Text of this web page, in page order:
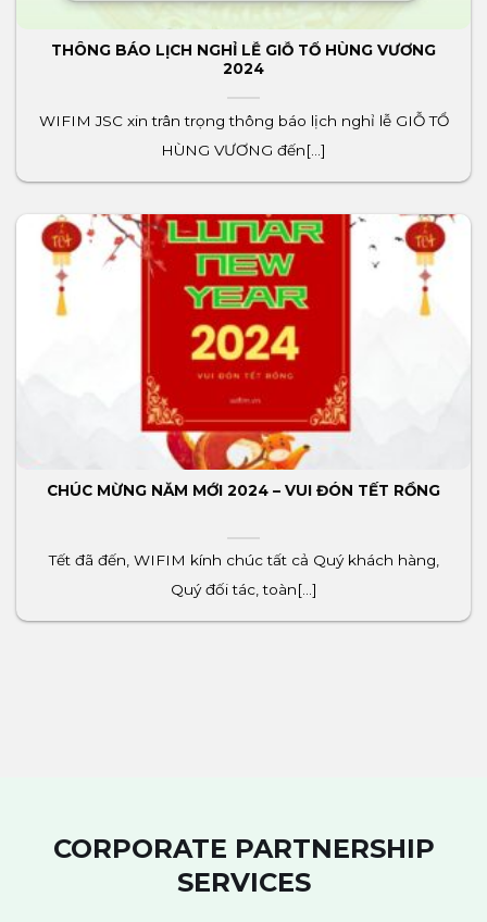
THÔNG BÁO LỊCH NGHỈ LỄ GIỖ TỔ HÙNG VƯƠNG
2024
WIFIM JSC xin trân trọng thông báo lịch nghỉ lễ GIỖ TỔ
HÙNG VƯƠNG đến[...]
CHÚC MỪNG NĂM MỚI 2024 – VUI ĐÓN TẾT RỒNG
Tết đã đến, WIFIM kính chúc tất cả Quý khách hàng,
Quý đối tác, toàn[...]
CORPORATE PARTNERSHIP
SERVICES